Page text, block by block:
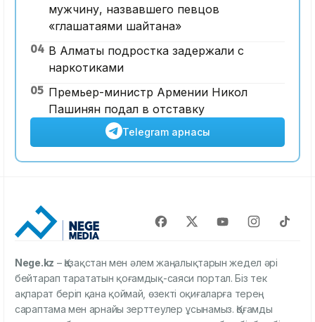
мужчину, назвавшего певцов
«глашатаями шайтана»
04 В Алматы подростка задержали с
наркотиками
05 Премьер-министр Армении Никол
Пашинян подал в отставку
Telegram арнасы
Nege.kz – Қазақстан мен әлем жаңалықтарын жедел әрі
бейтарап тарататын қоғамдық-саяси портал. Біз тек
ақпарат беріп қана қоймай, өзекті оқиғаларға терең
сараптама мен арнайы зерттеулер ұсынамыз. Қоғамды